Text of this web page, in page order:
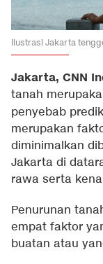
Ilustrasi Jakarta
Jakarta, CNN
tanah
penyebab
merupakan
diminimalkan
Jakarta di
rawa serta
Penurunan
empat faktor
buatan atau